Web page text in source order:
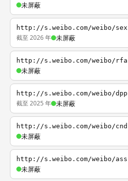
未屏蔽
http://s.weibo.com/weibo/sex
截至 2026 年 未屏蔽
http://s.weibo.com/weibo/rfa
未屏蔽
http://s.weibo.com/weibo/dpp
截至 2025 年 未屏蔽
http://s.weibo.com/weibo/cnd
未屏蔽
http://s.weibo.com/weibo/ass
未屏蔽